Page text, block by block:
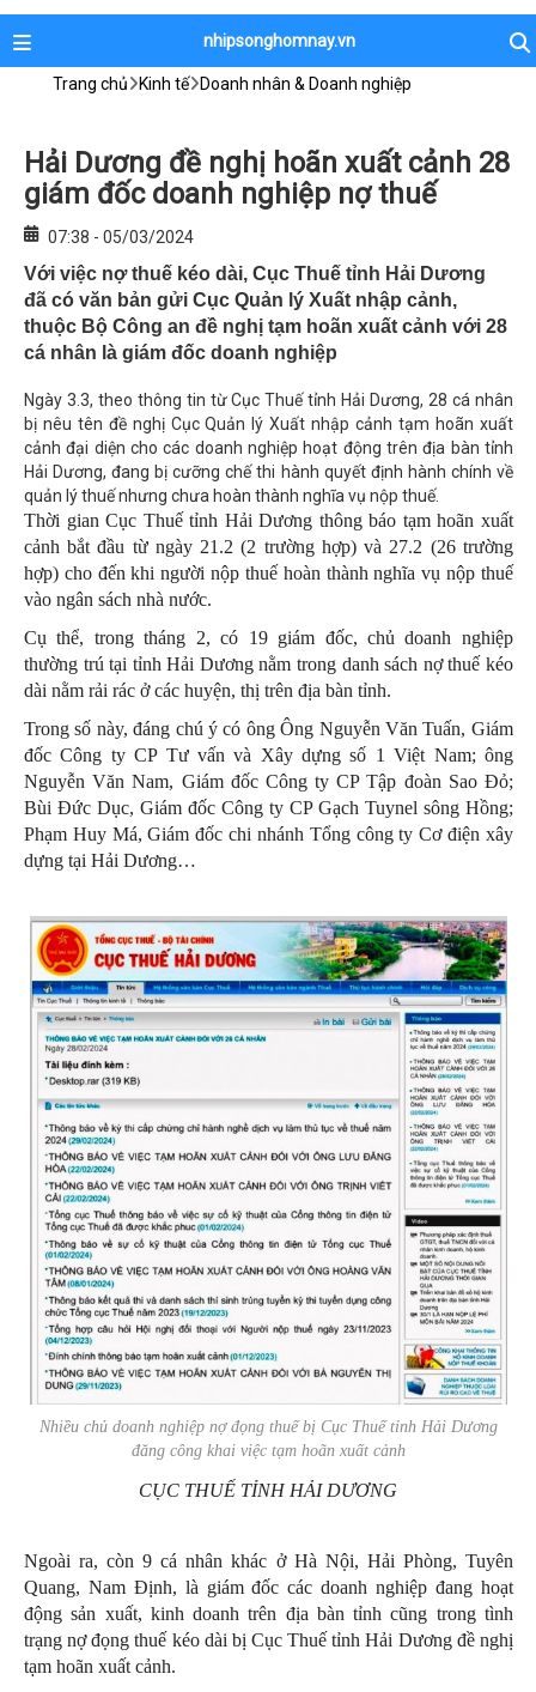
nhipsonghomnay.vn
Trang chủ Kinh tế Doanh nhân & Doanh nghiệp
Hải Dương đề nghị hoãn xuất cảnh 28
giám đốc doanh nghiệp nợ thuế
07:38 - 05/03/2024
Với việc nợ thuế kéo dài, Cục Thuế tỉnh Hải Dương
đã có văn bản gửi Cục Quản lý Xuất nhập cảnh,
thuộc Bộ Công an đề nghị tạm hoãn xuất cảnh với 28
cá nhân là giám đốc doanh nghiệp
Ngày 3.3, theo thông tin từ Cục Thuế tỉnh Hải Dương, 28 cá nhân
bị nêu tên đề nghị Cục Quản lý Xuất nhập cảnh tạm hoãn xuất
cảnh đại diện cho các doanh nghiệp hoạt động trên địa bàn tỉnh
Hải Dương, đang bị cưỡng chế thi hành quyết định hành chính về
quản lý thuế nhưng chưa hoàn thành nghĩa vụ nộp thuế.
Thời gian Cục Thuế tỉnh Hải Dương thông báo tạm hoãn xuất
cảnh bắt đầu từ ngày 21.2 (2 trường hợp) và 27.2 (26 trường
hợp) cho đến khi người nộp thuế hoàn thành nghĩa vụ nộp thuế
vào ngân sách nhà nước.
Cụ thể, trong tháng 2, có 19 giám đốc, chủ doanh nghiệp
thường trú tại tỉnh Hải Dương nằm trong danh sách nợ thuế kéo
dài nằm rải rác ở các huyện, thị trên địa bàn tỉnh.
Trong số này, đáng chú ý có ông Ông Nguyễn Văn Tuấn, Giám
đốc Công ty CP Tư vấn và Xây dựng số 1 Việt Nam; ông
Nguyễn Văn Nam, Giám đốc Công ty CP Tập đoàn Sao Đỏ;
Bùi Đức Dục, Giám đốc Công ty CP Gạch Tuynel sông Hồng;
Phạm Huy Má, Giám đốc chi nhánh Tổng công ty Cơ điện xây
dựng tại Hải Dương…
Nhiều chủ doanh nghiệp nợ đọng thuế bị Cục Thuế tỉnh Hải Dương
đăng công khai việc tạm hoãn xuất cảnh
CỤC THUẾ TỈNH HẢI DƯƠNG
Ngoài ra, còn 9 cá nhân khác ở Hà Nội, Hải Phòng, Tuyên
Quang, Nam Định, là giám đốc các doanh nghiệp đang hoạt
động sản xuất, kinh doanh trên địa bàn tỉnh cũng trong tình
trạng nợ đọng thuế kéo dài bị Cục Thuế tỉnh Hải Dương đề nghị
tạm hoãn xuất cảnh.